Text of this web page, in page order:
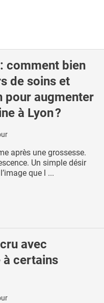
comment bien
de soins et
pour augmenter
à Lyon ?
après une grossesse.
Un simple désir
que l ...
avec
à certains